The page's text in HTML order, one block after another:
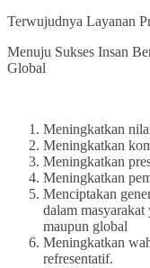
Terwujudnya Layanan
Menuju Sukses Insan
Global
Meningkatkan
Meningkatkan
Meningkatkan
Meningkatkan
Menciptakan
dalam
maupun global
Meningkatkan
refresentatif.